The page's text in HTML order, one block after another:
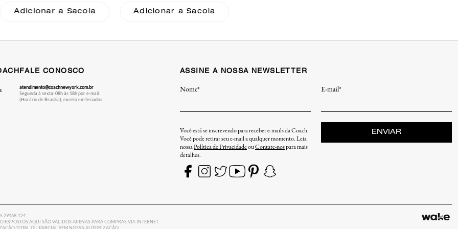
Adicionar a Sacola Adicionar a Sacola
FALE CONOSCO
atendimento@coachnewyork.com.br
Segunda à sexta: 08h às 18h por e-mail.
(Horário de Brasília), exceto em feriados.
ASSINE A NOSSA NEWSLETTER
Nome* E-mail*
Você está se inscrevendo para receber e-mails da Coach.
Você pode retirar seu e-mail a qualquer momento. Leia
nossaPolítica de PrivacidadeouContate-nospara mais
detalhes.
ENVIAR
29168-124
EXPOSTOS AQUI SÃO VÁLIDOS APENAS PARA COMPRAS VIA INTERNET.
TOTAL OU PARCIAL SEM NOSSA AUTORIZAÇÃO.